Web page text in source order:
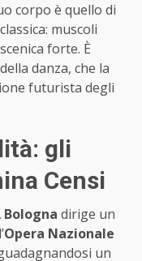
corpo è quello di
muscoli
forte. È
danza, che la
futurista degli
gli
Censi
Bologna dirige un
Opera Nazionale
un